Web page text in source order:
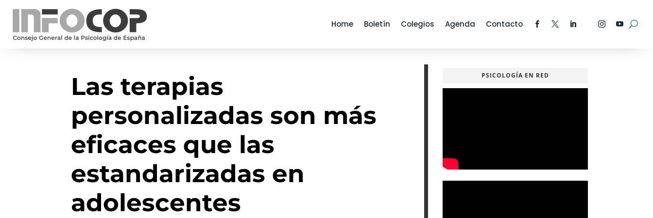
Home Boletín Colegios Agenda Contacto
Las terapias
personalizadas son más
eficaces que las
estandarizadas en
adolescentes
PSICOLOGÍA EN RED